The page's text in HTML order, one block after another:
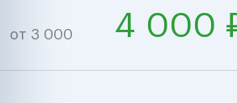
от 3 000 4 000